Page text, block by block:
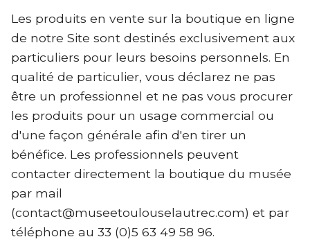
Les produits en vente sur la boutique en ligne
de notre Site sont destinés exclusivement aux
particuliers pour leurs besoins personnels. En
qualité de particulier, vous déclarez ne pas
être un professionnel et ne pas vous procurer
les produits pour un usage commercial ou
d'une façon générale afin d'en tirer un
bénéfice. Les professionnels peuvent
contacter directement la boutique du musée
par mail
(contact@museetoulouselautrec.com) et par
téléphone au 33 (0)5 63 49 58 96.